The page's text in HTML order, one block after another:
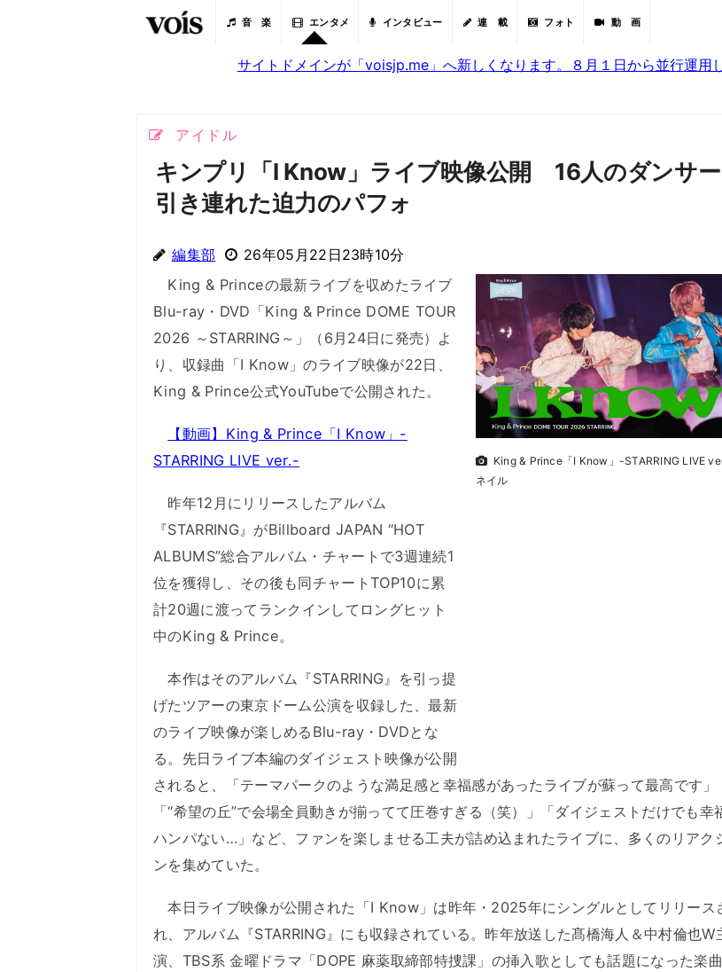
音 楽 エンタメ インタビュー 連 載 フォト 動 画
サイトドメインが「voisjp.me」へ新しくなります。８月１日から並行運用
アイドル
キンプリ「I Know」ライブ映像公開 16人のダンサ
引き連れた迫力のパフォ
編集部 26年05月22日23時10分
King & Prince「I Know」-STARRING LIVE
ネイル
King & Princeの最新ライブを収めたライブ
Blu-ray・DVD「King & Prince DOME TOUR
2026 ～STARRING～」（6月24日に発売）よ
り、収録曲「I Know」のライブ映像が22日、
King & Prince公式YouTubeで公開された。
【動画】King & Prince「I Know」-
STARRING LIVE ver.-
昨年12月にリリースしたアルバム
『STARRING』がBillboard JAPAN “HOT
ALBUMS”総合アルバム・チャートで3週連続1
位を獲得し、その後も同チャートTOP10に累
計20週に渡ってランクインしてロングヒット
中のKing & Prince。
本作はそのアルバム『STARRING』を引っ提
げたツアーの東京ドーム公演を収録した、最新
のライブ映像が楽しめるBlu-ray・DVDとな
る。先日ライブ本編のダイジェスト映像が公開
されると、「テーマパークのような満足感と幸福感があったライブが蘇って最高です」
「“希望の丘”で会場全員動きが揃ってて圧巻すぎる（笑）」「ダイジェストだけでも幸
ハンパない…」など、ファンを楽しませる工夫が詰め込まれたライブに、多くのリアク
ンを集めていた。
本日ライブ映像が公開された「I Know」は昨年・2025年にシングルとしてリリース
れ、アルバム『STARRING』にも収録されている。昨年放送した髙橋海人＆中村倫也W
演、TBS系 金曜ドラマ「DOPE 麻薬取締部特捜課」の挿入歌としても話題になった楽曲